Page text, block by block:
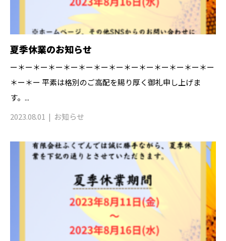
夏季休業のお知らせ
ー＊ー＊ー＊ー＊ー＊ー＊ー＊ー＊ー＊ー＊ー＊ー＊ー＊ー
＊ー＊ー 平素は格別のご高配を賜り厚く御礼申し上げま
す。...
2023.08.01
お知らせ